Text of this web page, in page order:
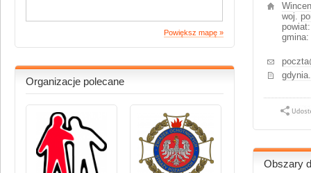
Powiększ mapę »
Organizacje polecane
woj.
Obszary